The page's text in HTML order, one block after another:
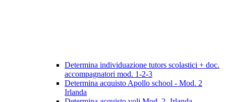
Determina individuazione tutors scolastici + doc.
accompagnatori mod. 1-2-3
Determina acquisto Apollo school - Mod. 2
Irlanda